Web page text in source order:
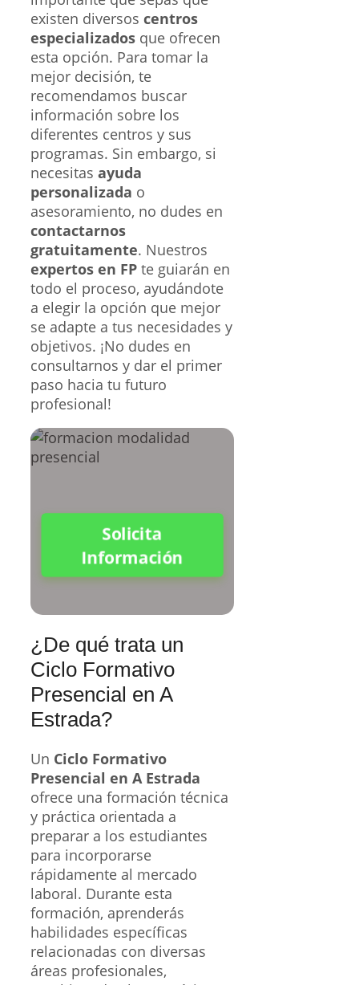
existen diversos centros
especializados que ofrecen
esta opción. Para tomar la
mejor decisión, te
recomendamos buscar
información sobre los
diferentes centros y sus
programas. Sin embargo, si
necesitas ayuda
personalizada o
asesoramiento, no dudes en
contactarnos
gratuitamente. Nuestros
expertos en FP te guiarán en
todo el proceso, ayudándote
a elegir la opción que mejor
se adapte a tus necesidades y
objetivos. ¡No dudes en
consultarnos y dar el primer
paso hacia tu futuro
profesional!
Solicita
Información
¿De qué trata un
Ciclo Formativo
Presencial en A
Estrada?
Un Ciclo Formativo
Presencial en A Estrada
ofrece una formación técnica
y práctica orientada a
preparar a los estudiantes
para incorporarse
rápidamente al mercado
laboral. Durante esta
formación, aprenderás
habilidades específicas
relacionadas con diversas
áreas profesionales,